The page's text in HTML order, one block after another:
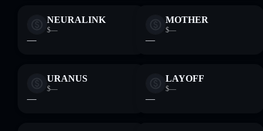
NEURALINK
$—
—
MOTHER
$—
—
URANUS
$—
—
LAYOFF
$—
—